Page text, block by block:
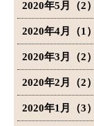
2020年5月（2）
2020年4月（1）
2020年3月（2）
2020年2月（2）
2020年1月（3）